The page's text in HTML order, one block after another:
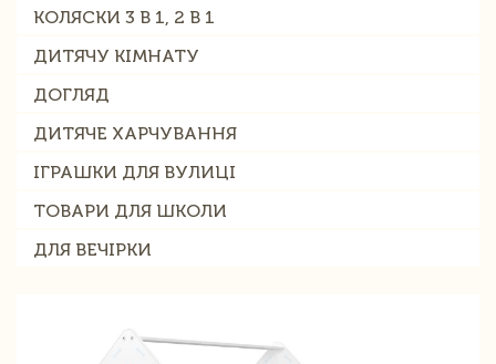
КОЛЯСКИ 3 В 1, 2 В 1
ДИТЯЧУ КІМНАТУ
ДОГЛЯД
ДИТЯЧЕ ХАРЧУВАННЯ
ІГРАШКИ ДЛЯ ВУЛИЦІ
ТОВАРИ ДЛЯ ШКОЛИ
ДЛЯ ВЕЧІРКИ